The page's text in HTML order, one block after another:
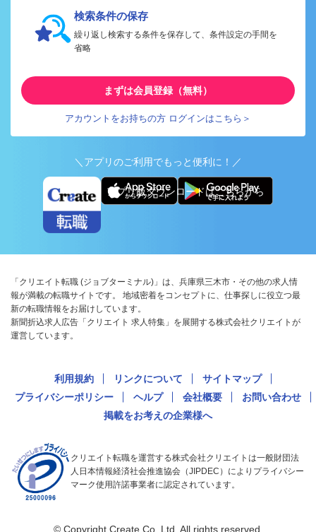
検索条件の保存
繰り返し検索する条件を保存して、条件設定の手間を
省略
まずは会員登録（無料）
アカウントをお持ちの方 ログインはこちら＞
＼アプリのご利用でもっと便利に！／
アプリ版ダウンロードはこちらから
「クリエイト転職 (ジョブターミナル)」は、兵庫県三木市・その他の求人情
報が満載の転職サイトです。 地域密着をコンセプトに、仕事探しに役立つ最
新の転職情報をお届けしています。
新聞折込求人広告「クリエイト 求人特集」を展開する株式会社クリエイトが
運営しています。
利用規約 リンクについて
サイトマップ
プライバシーポリシー
ヘルプ 会社概要
お問い合わせ
掲載をお考えの企業様へ
クリエイト転職を運営する株式会社クリエイトは一般財団法
人日本情報経済社会推進協会（JIPDEC）によりプライバシー
マーク使用許諾事業者に認定されています。
© Copyright Create Co.,Ltd. All rights reserved.